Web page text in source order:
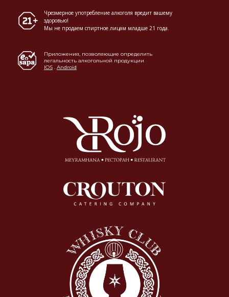
Чрезмерное употребление алкоголя вредит вашему
здоровью!
Мы не продаем спиртное лицам младше 21 года.
Приложения, позволяющие определить
легальность алкогольной продукции
IOS . Android